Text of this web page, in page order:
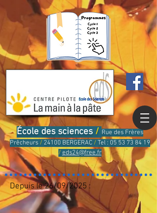
École des sciences / Rue des Frères
Prêcheurs /24100 BERGERAC /Tel : 05 53 73 84 19
/ eds24@free.fr
Depuis le 26/09/2025 :